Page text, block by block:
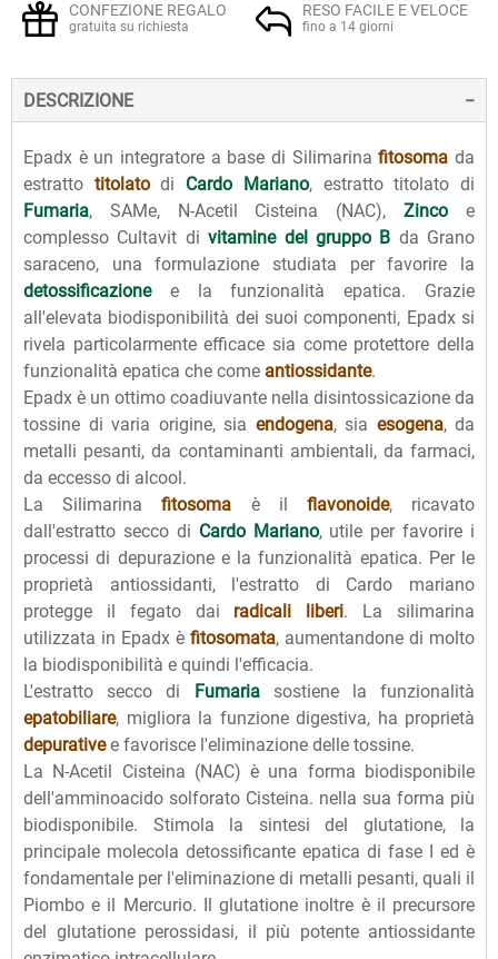
CONFEZIONE REGALO
gratuita su richiesta
RESO FACILE E VELOCE
fino a 14 giorni
DESCRIZIONE
Epadx è un integratore a base di Silimarinafitosoma da
estratto titolatodi Cardo Mariano, estratto titolato di
Fumaria, SAMe, N-Acetil Cisteina (NAC),Zinco e
complesso Cultavit divitamine del gruppo B da Grano
saraceno, una formulazione studiata per favorire la
detossificazionee la funzionalità epatica. Grazie
all'elevata biodisponibilità dei suoi componenti, Epadx si
rivela particolarmente efficace sia come protettore della
funzionalità epatica che come antiossidante.
Epadx è un ottimo coadiuvante nella disintossicazione da
tossine di varia origine, sia endogena, sia esogena, da
metalli pesanti, da contaminanti ambientali, da farmaci,
da eccesso di alcool.
La Silimarinafitosoma è il flavonoide, ricavato
dall'estratto secco di Cardo Mariano, utile per favorire i
processi di depurazione e la funzionalità epatica. Per le
proprietà antiossidanti, l'estratto di Cardo mariano
protegge il fegato dai radicali liberi. La silimarina
utilizzata in Epadx è fitosomata, aumentandone di molto
la biodisponibilità e quindi l'efficacia.
L'estratto secco di
Fumariasostiene la funzionalità
epatobiliare, migliora la funzione digestiva, ha proprietà
depurativee favorisce l'eliminazione delle tossine.
La N-Acetil Cisteina (NAC) è una forma biodisponibile
dell'amminoacido solforato Cisteina. nella sua forma più
biodisponibile. Stimola la sintesi del glutatione, la
principale molecola detossificante epatica di fase I ed è
fondamentale per l'eliminazione di metalli pesanti, quali il
Piombo e il Mercurio. Il glutatione inoltre è il precursore
del glutatione perossidasi, il più potente antiossidante